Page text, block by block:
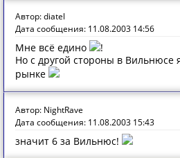
Автор: diatel
Дата сообщения: 11.08.2003 14:56
Мне всё едино
!
Но с другой стороны в Вильнюсе
рынке
Автор: NightRave
Дата сообщения: 11.08.2003 15:43
значит 6 за Вильнюс!